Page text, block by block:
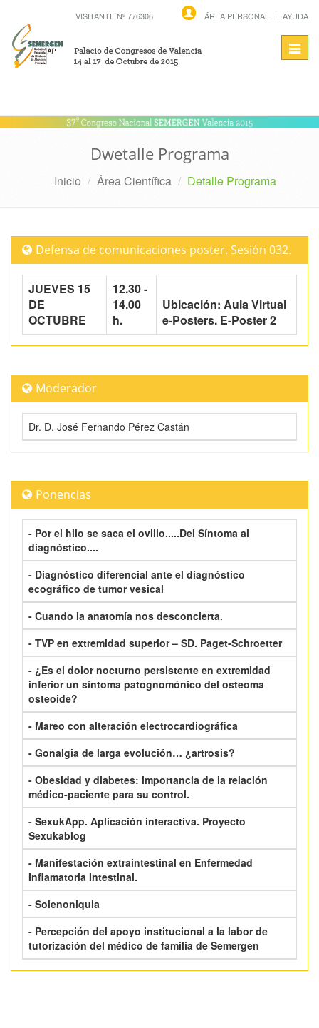
ÁREA PERSONAL AYUDA
VISITANTE Nº 776306
Dwetalle Programa
Inicio Área Científica Detalle Programa
Defensa de comunicaciones poster. Sesión 032.
JUEVES 15
DE
OCTUBRE
12.30 -
14.00
h.
Ubicación: Aula Virtual
e-Posters. E-Poster 2
Moderador
Dr. D. José Fernando Pérez Castán
Ponencias
- Por el hilo se saca el ovillo.....Del Síntoma al
diagnóstico....
- Diagnóstico diferencial ante el diagnóstico
ecográfico de tumor vesical
- Cuando la anatomía nos desconcierta.
- TVP en extremidad superior – SD. Paget-Schroetter
- ¿Es el dolor nocturno persistente en extremidad
inferior un síntoma patognomónico del osteoma
osteoide?
- Mareo con alteración electrocardiográfica
- Gonalgia de larga evolución… ¿artrosis?
- Obesidad y diabetes: importancia de la relación
médico-paciente para su control.
- SexukApp. Aplicación interactiva. Proyecto
Sexukablog
- Manifestación extraintestinal en Enfermedad
Inflamatoria Intestinal.
- Solenoniquia
- Percepción del apoyo institucional a la labor de
tutorización del médico de familia de Semergen